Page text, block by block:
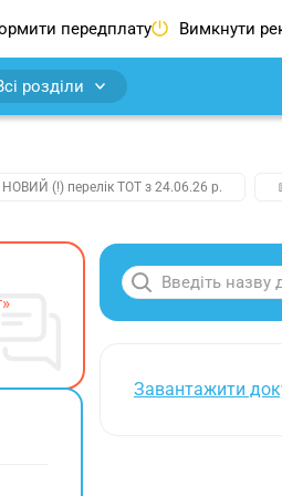
передплату Вимкнути
розділи
НОВИЙ (!) перелік ТОТ з 24.06.26 р.
Завантажити